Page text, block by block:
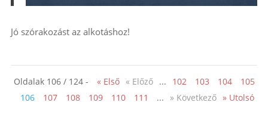
Jó szórakozást az alkotáshoz!
Oldalak 106 / 124 - « Első « Előző ... 102 103 104
105
106
107 108 109 110 111 ... » Következő » Utolsó